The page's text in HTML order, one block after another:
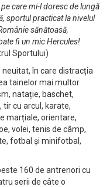
care mi-l doresc de lungă
sportul practicat la nivelul
sănătoasă,
fi un mic Hercules!
Sportului)
în care distracția
tainelor mai multor
natație, baschet,
cu arcul, karate,
marțiale, orientare,
volei, tenis de câmp,
fotbal și minifotbal,
160 de antrenori cu
serii de câte o